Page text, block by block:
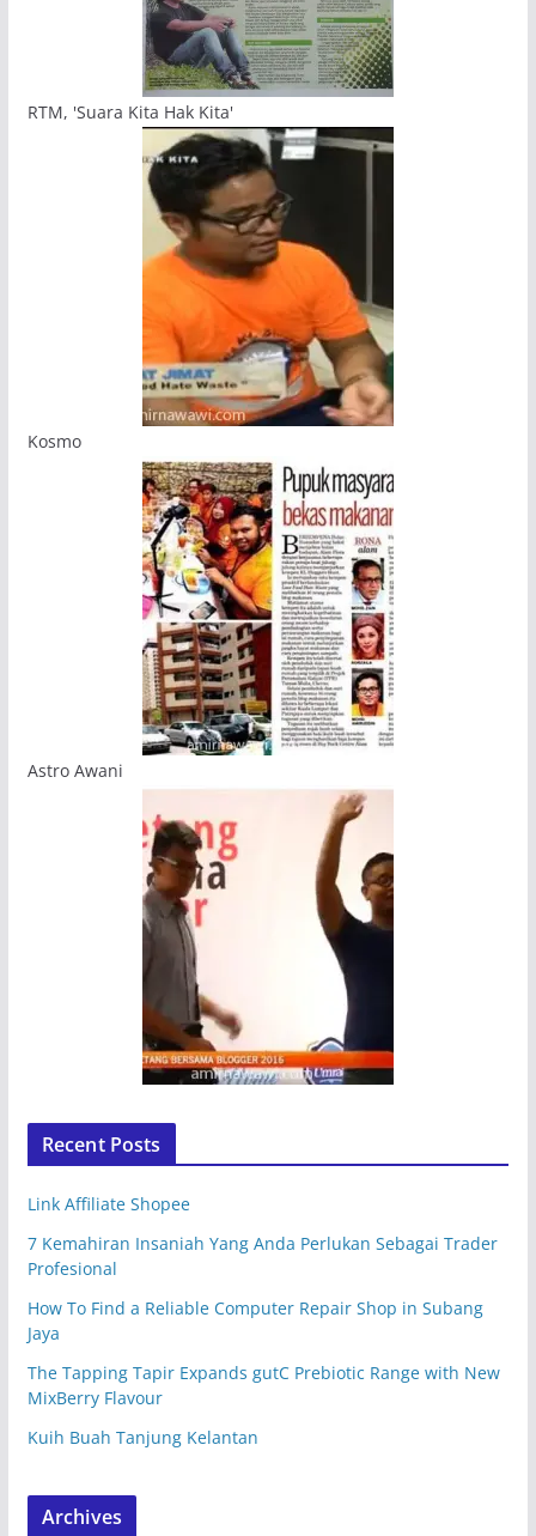
RTM, 'Suara Kita Hak Kita'
Kosmo
Astro Awani
Recent Posts
Link Affiliate Shopee
7 Kemahiran Insaniah Yang Anda Perlukan Sebagai Trader
Profesional
How To Find a Reliable Computer Repair Shop in Subang
Jaya
The Tapping Tapir Expands gutC Prebiotic Range with New
MixBerry Flavour
Kuih Buah Tanjung Kelantan
Archives